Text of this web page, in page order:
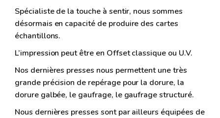
Spécialiste de la touche à sentir, nous sommes
désormais en capacité de produire des cartes
échantillons.
L’impression peut être en Offset classique ou U.V.
Nos dernières presses nous permettent une très
grande précision de repérage pour la dorure, la
dorure galbée, le gaufrage, le gaufrage structuré.
Nous dernières presses sont par ailleurs équipées de